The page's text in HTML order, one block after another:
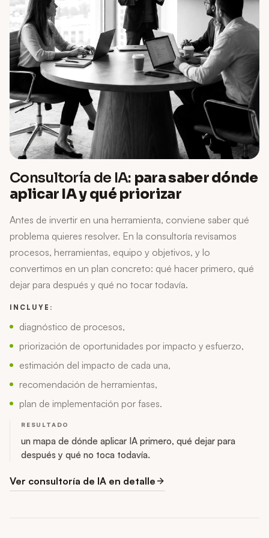
Consultoría de IA: para saber dónde
aplicar IA y qué priorizar
Antes de invertir en una herramienta, conviene saber qué
problema quieres resolver. En la consultoría revisamos
procesos, herramientas, equipo y objetivos, y lo
convertimos en un plan concreto: qué hacer primero, qué
dejar para después y qué no tocar todavía.
INCLUYE:
diagnóstico de procesos,
priorización de oportunidades por impacto y esfuerzo,
estimación del impacto de cada una,
recomendación de herramientas,
plan de implementación por fases.
RESULTADO
un mapa de dónde aplicar IA primero, qué dejar para
después y qué no toca todavía.
Ver consultoría de IA en detalle